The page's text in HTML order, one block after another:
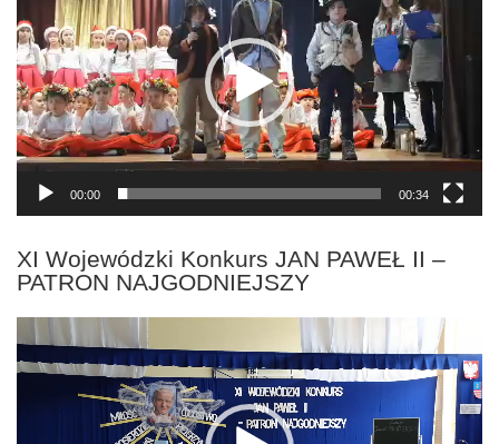
00:00 00:34
XI Wojewódzki Konkurs JAN PAWEŁ II –
PATRON NAJGODNIEJSZY
Odtwarzacz
video